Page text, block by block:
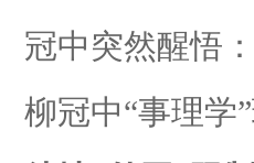
冠中突然醒悟
柳冠中“事理学